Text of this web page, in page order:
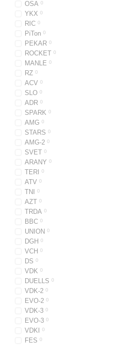
OSA 0
YKX 0
RIC 0
PiTon 0
PEKAR 0
ROCKET 0
MANLE 0
RZ 0
ACV 0
SLO 0
ADR 0
SPARK 0
AMG 0
STARS 0
AMG-2 0
SVET 0
ARANY 0
TERI 0
ATV 0
TNI 0
AZT 0
TRDA 0
BBC 0
UNION 0
DGH 0
VCH 0
DS 0
VDK 0
DUELLS 0
VDK-2 0
EVO-2 0
VDK-3 0
EVO-3 0
VDKI 0
FES 0